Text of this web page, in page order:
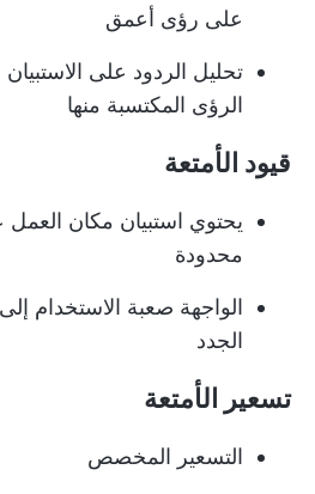
على رؤى أعمق
تحليل الردود على
الرؤى المكتسبة منها
قيود الأمتعة
يحتوي استبيان مكان
محدودة
الواجهة صعبة الاستخدام
الجدد
تسعير الأمتعة
التسعير المخصص